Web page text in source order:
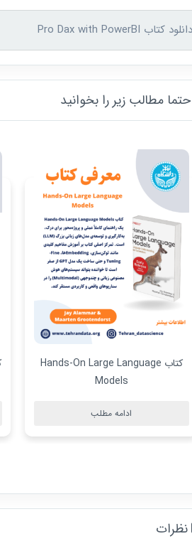
دانلود کتاب Pro Dax with PowerBI
مطالب زیر را بخوانید
کتاب Advanced Analytics in Power
BI with R and Python
ادامه مطلب
نظرات